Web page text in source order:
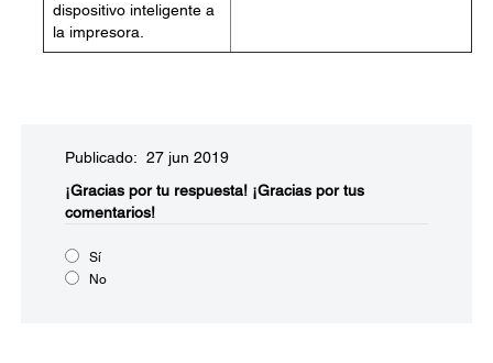
dispositivo inteligente a
la impresora.
Publicado: 27 jun 2019
¡Gracias por tu respuesta! ¡Gracias por tus
comentarios!
Sí
No